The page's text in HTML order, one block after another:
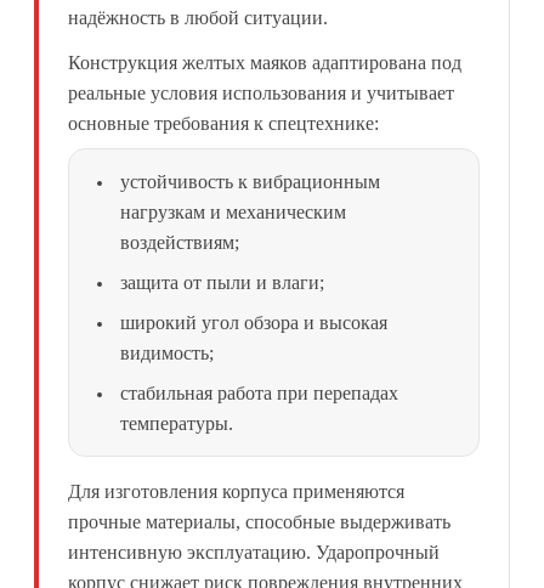
надёжность в любой ситуации.
Конструкция желтых маяков адаптирована под
реальные условия использования и учитывает
основные требования к спецтехнике:
устойчивость к вибрационным
нагрузкам и механическим
воздействиям;
защита от пыли и влаги;
широкий угол обзора и высокая
видимость;
стабильная работа при перепадах
температуры.
Для изготовления корпуса применяются
прочные материалы, способные выдерживать
интенсивную эксплуатацию. Ударопрочный
корпус снижает риск повреждения внутренних